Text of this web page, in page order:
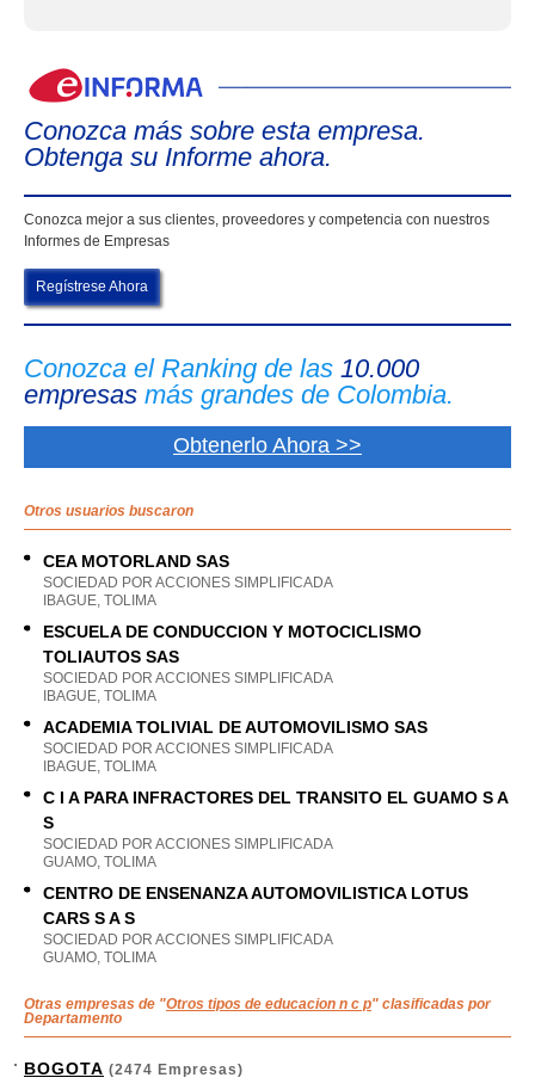
Conozca más sobre esta empresa.
Obtenga su Informe ahora.
Conozca mejor a sus clientes, proveedores y competencia con nuestros
Informes de Empresas
Regístrese Ahora
Conozca el Ranking de las 10.000
empresas más grandes de Colombia.
Obtenerlo Ahora >>
Otros usuarios buscaron
CEA MOTORLAND SAS
SOCIEDAD POR ACCIONES SIMPLIFICADA
IBAGUE, TOLIMA
ESCUELA DE CONDUCCION Y MOTOCICLISMO
TOLIAUTOS SAS
SOCIEDAD POR ACCIONES SIMPLIFICADA
IBAGUE, TOLIMA
ACADEMIA TOLIVIAL DE AUTOMOVILISMO SAS
SOCIEDAD POR ACCIONES SIMPLIFICADA
IBAGUE, TOLIMA
C I A PARA INFRACTORES DEL TRANSITO EL GUAMO S A
S
SOCIEDAD POR ACCIONES SIMPLIFICADA
GUAMO, TOLIMA
CENTRO DE ENSENANZA AUTOMOVILISTICA LOTUS
CARS S A S
SOCIEDAD POR ACCIONES SIMPLIFICADA
GUAMO, TOLIMA
Otras empresas de "Otros tipos de educacion n c p" clasificadas por
Departamento
BOGOTA (2474 Empresas)